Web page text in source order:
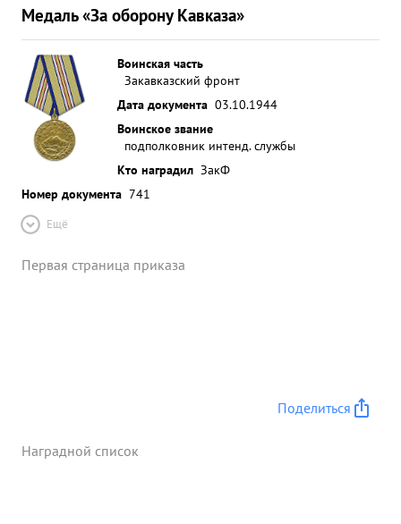
Медаль «За оборону Кавказа»
Воинская часть
Закавказский фронт
Дата документа 03.10.1944
Воинское звание
подполковник интенд. службы
Кто наградил ЗакФ
Номер документа 741
Ещё
Первая страница приказа
Поделиться
Наградной список